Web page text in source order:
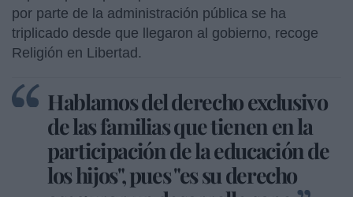
por parte de la administración pública se ha
triplicado desde que llegaron al gobierno, recoge
Religión en Libertad.
Hablamos del derecho exclusivo
de las familias que tienen en la
participación de la educación de
los hijos", pues "es su derecho